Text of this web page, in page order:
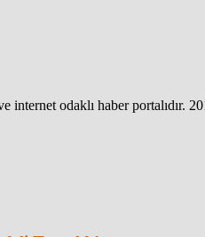
odaklı haber portalıdır.